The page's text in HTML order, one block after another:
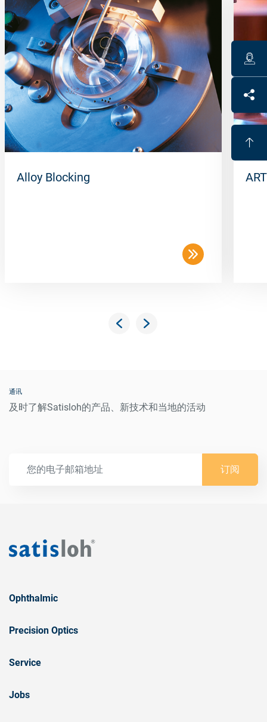
Alloy Blocking
通讯
及时了解Satisloh的产品、新技术和当地的活动
订阅
Ophthalmic
Precision Optics
Service
Jobs